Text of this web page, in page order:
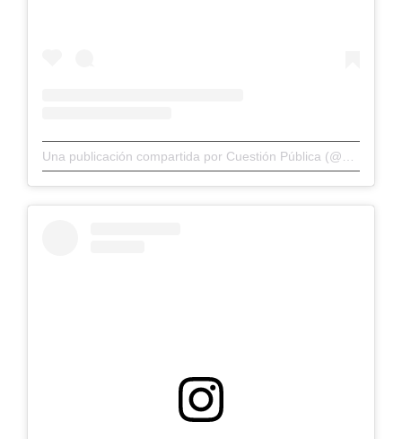
Una publicación compartida por Cuestión Pública (@cuestionp)